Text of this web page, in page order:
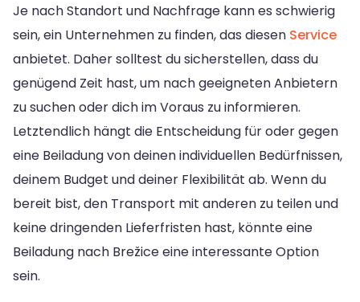
Je nach Standort und Nachfrage kann es schwierig
sein, ein Unternehmen zu finden, das diesen Service
anbietet. Daher solltest du sicherstellen, dass du
genügend Zeit hast, um nach geeigneten Anbietern
zu suchen oder dich im Voraus zu informieren.
Letztendlich hängt die Entscheidung für oder gegen
eine Beiladung von deinen individuellen Bedürfnissen,
deinem Budget und deiner Flexibilität ab. Wenn du
bereit bist, den Transport mit anderen zu teilen und
keine dringenden Lieferfristen hast, könnte eine
Beiladung nach Brežice eine interessante Option
sein.